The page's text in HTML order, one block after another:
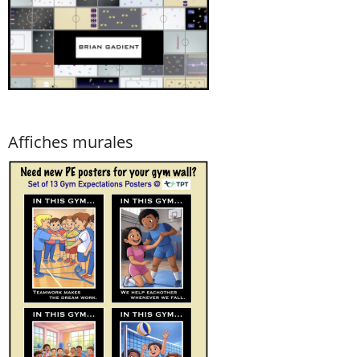
Affiches murales